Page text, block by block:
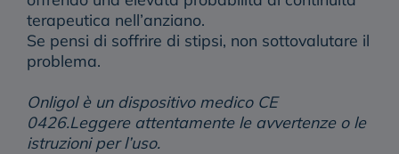
terapeutica nell’anziano.
Se pensi di soffrire di stipsi, non sottovalutare il
problema.
Onligol è un dispositivo medico CE
0426.Leggere attentamente le avvertenze o le
istruzioni per l’uso.